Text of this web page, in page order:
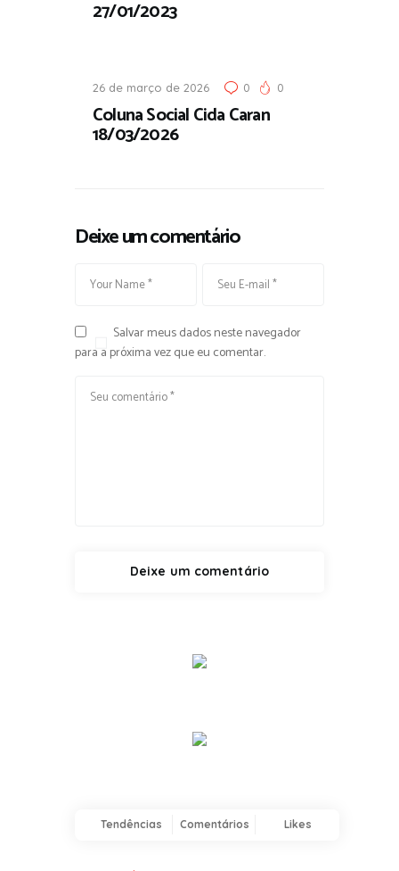
27/01/2023
26 de março de 2026 0 0
Coluna Social Cida Caran
18/03/2026
Deixe um comentário
Salvar meus dados neste navegador
para a próxima vez que eu comentar.
Tendências Comentários Likes